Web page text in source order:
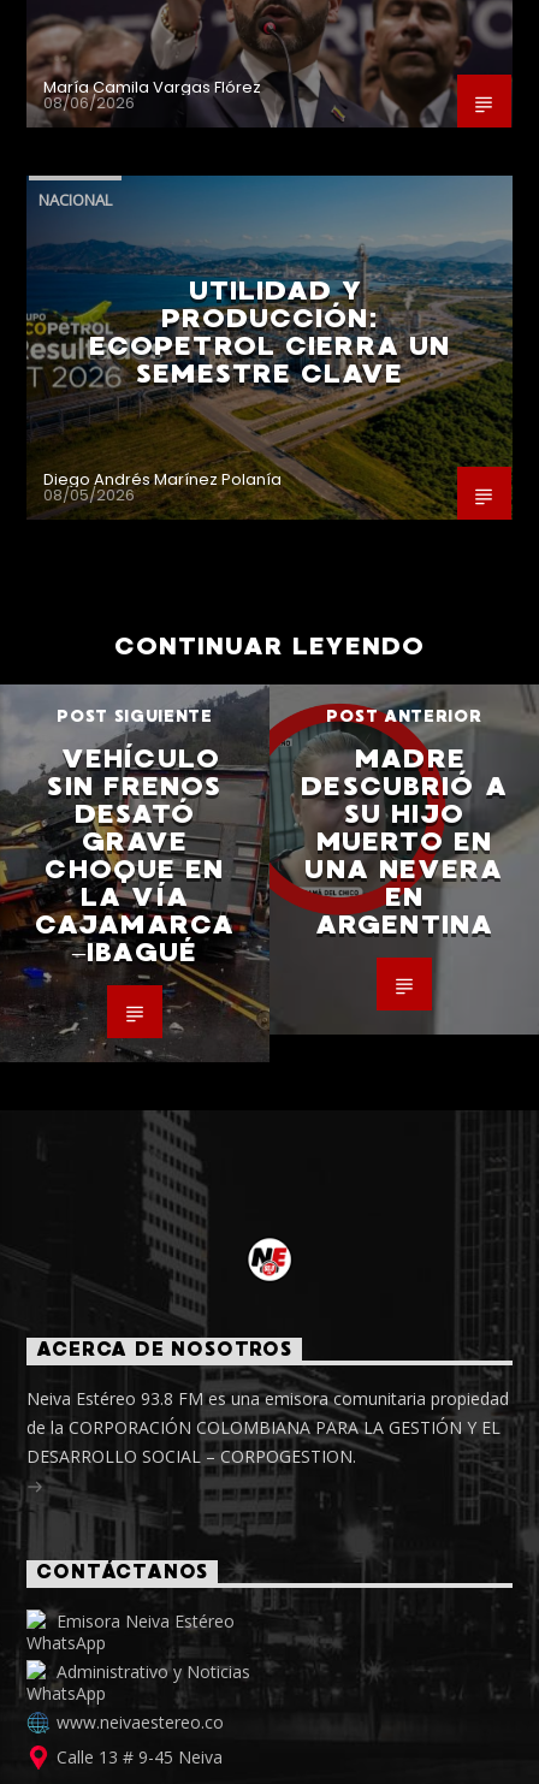
María Camila Vargas Flórez
08/06/2026
NACIONAL
UTILIDAD Y
PRODUCCIÓN:
ECOPETROL CIERRA UN
SEMESTRE CLAVE
Diego Andrés Marínez Polanía
08/05/2026
CONTINUAR LEYENDO
POST SIGUIENTE
VEHÍCULO
SIN FRENOS
DESATÓ
GRAVE
CHOQUE EN
LA VÍA
CAJAMARCA
–IBAGUÉ
POST ANTERIOR
MADRE
DESCUBRIÓ A
SU HIJO
MUERTO EN
UNA NEVERA
EN
ARGENTINA
ACERCA DE NOSOTROS
Neiva Estéreo 93.8 FM es una emisora comunitaria propiedad
de la CORPORACIÓN COLOMBIANA PARA LA GESTIÓN Y EL
DESARROLLO SOCIAL – CORPOGESTION.
CONTÁCTANOS
Emisora Neiva Estéreo
Administrativo y Noticias
www.neivaestereo.co
Calle 13 # 9-45 Neiva